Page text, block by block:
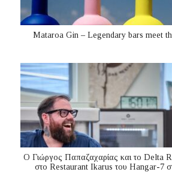
Mataroa Gin – Legendary bars meet
Ο Γιώργος Παπαζαχαρίας και το Delta
στο Restaurant Ikarus του Hangar-7